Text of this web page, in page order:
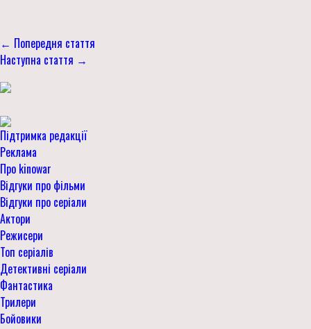
← Попередня стаття
Наступна стаття →
Підтримка редакції
Реклама
Про kinowar
Відгуки про фільми
Відгуки про серіали
Актори
Режисери
Топ серіалів
Детективні серіали
Фантастика
Трилери
Бойовики